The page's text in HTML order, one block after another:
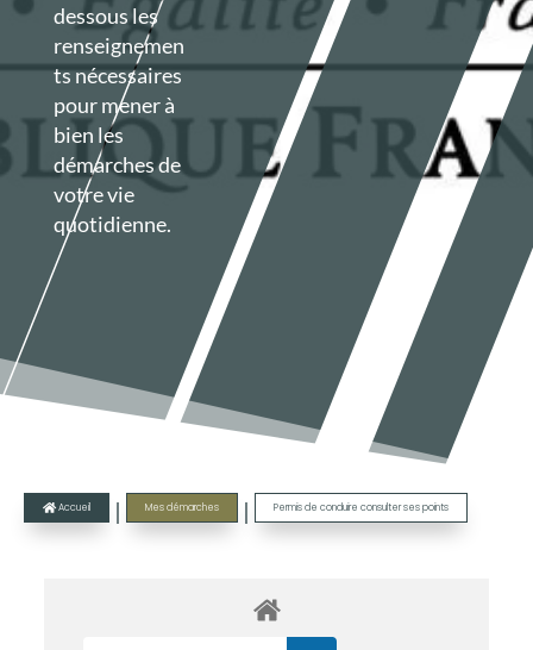
dessous les
renseignemen
ts nécessaires
pour mener à
bien les
démarches de
votre vie
quotidienne.
 Accueil | Mes démarches | Permis de conduire consulter ses points